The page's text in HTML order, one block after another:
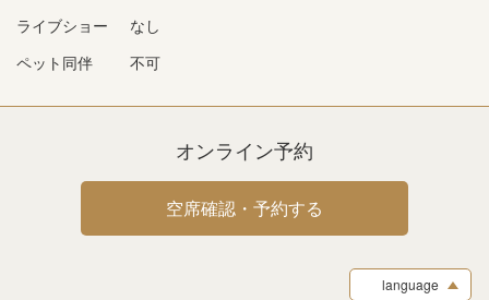
ライブショー
なし
ペット同伴
不可
オンライン予約
空席確認・予約する
language